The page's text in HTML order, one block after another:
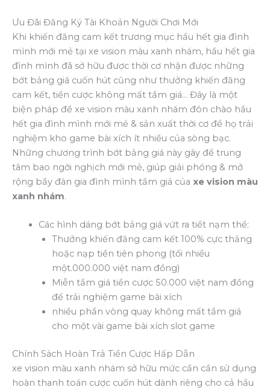
Ưu Đãi Đăng Ký Tài Khoản Người Chơi Mới
Khi khiến đăng cam kết trương mục hầu hết gia đình
mình mới mẻ tại xe vision màu xanh nhám, hầu hết gia
đình mình đã sở hữu được thời cơ nhận được những
bớt bảng giá cuốn hút cũng như thưởng khiến đăng
cam kết, tiền cược không mất tầm giá… Đây là một
biện pháp để xe vision màu xanh nhám đón chào hầu
hết gia đình mình mới mẻ & sản xuất thời cơ để họ trải
nghiệm kho game bài xích ít nhiều của sòng bạc.
Những chương trình bớt bảng giá này gây để trung
tâm bao ngời nghịch mới mẻ, giúp giải phóng & mở
rộng bầy đàn gia đình mình tầm giá của xe vision màu
xanh nhám.
Các hình dáng bớt bảng giá vứt ra tiết nạm thể:
Thưởng khiến đăng cam kết 100% cực thảng
hoặc nạp tiền tiên phong (tối nhiều
một.000.000 việt nam đồng)
Miễn tầm giá tiền cược 50.000 việt nam đồng
để trải nghiệm game bài xích
nhiều phần vòng quay không mất tầm giá
cho một vài game bài xích slot game
Chính Sách Hoàn Trả Tiền Cược Hấp Dẫn
xe vision màu xanh nhám sở hữu mức cần cần sử dụng
hoàn thanh toán cược cuốn hút dành riêng cho cả hầu